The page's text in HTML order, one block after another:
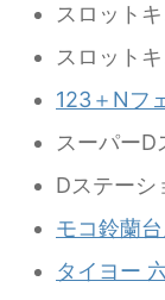
スロット
スロット
123＋Nフ
スーパー
Dステーシ
モコ鈴蘭
タイヨー